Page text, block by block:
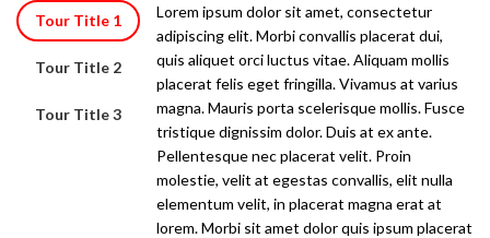
Tour Title 1
Tour Title 2
Tour Title 3
Lorem ipsum dolor sit amet, consectetur
adipiscing elit. Morbi convallis placerat dui,
quis aliquet orci luctus vitae. Aliquam mollis
placerat felis eget fringilla. Vivamus at varius
magna. Mauris porta scelerisque mollis. Fusce
tristique dignissim dolor. Duis at ex ante.
Pellentesque nec placerat velit. Proin
molestie, velit at egestas convallis, elit nulla
elementum velit, in placerat magna erat at
lorem. Morbi sit amet dolor quis ipsum placerat